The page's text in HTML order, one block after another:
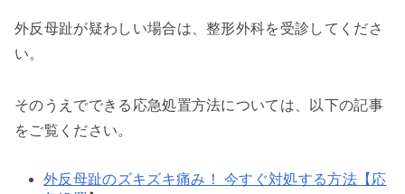
外反母趾が疑わしい場合は、整形外科を受診してくださ
い。
そのうえでできる応急処置方法については、以下の記事
をご覧ください。
外反母趾のズキズキ痛み！ 今すぐ対処する方法【応